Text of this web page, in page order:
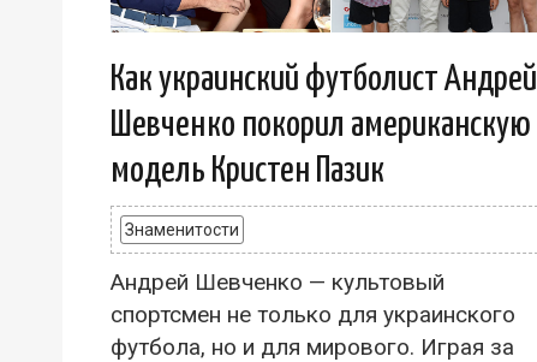
Как украинский футболист Андрей
Шевченко покорил американскую
модель Кристен Пазик
Знаменитости
Андрей Шевченко — культовый
спортсмен не только для украинского
футбола, но и для мирового. Играя за